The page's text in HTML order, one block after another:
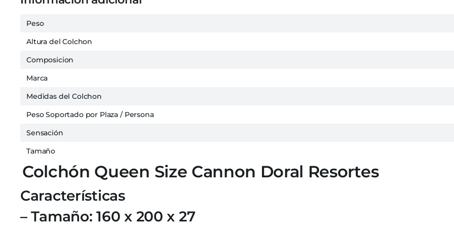
Peso
Altura del Colchon
Composicion
Marca
Medidas del Colchon
Peso Soportado por Plaza / Persona
Sensación
Tamaño
Colchón Queen Size Cannon Doral Resortes
Características
– Tamaño: 160 x 200 x 27